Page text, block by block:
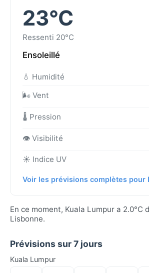
23°C
Ressenti 20°C
Ensoleillé
💧 Humidité
🌬️ Vent
🌡️ Pression
👁️ Visibilité
☀️ Indice UV
Voir les prévisions complètes pour
En ce moment, Kuala Lumpur a 2.0°C
Lisbonne.
Prévisions sur 7 jours
Kuala Lumpur